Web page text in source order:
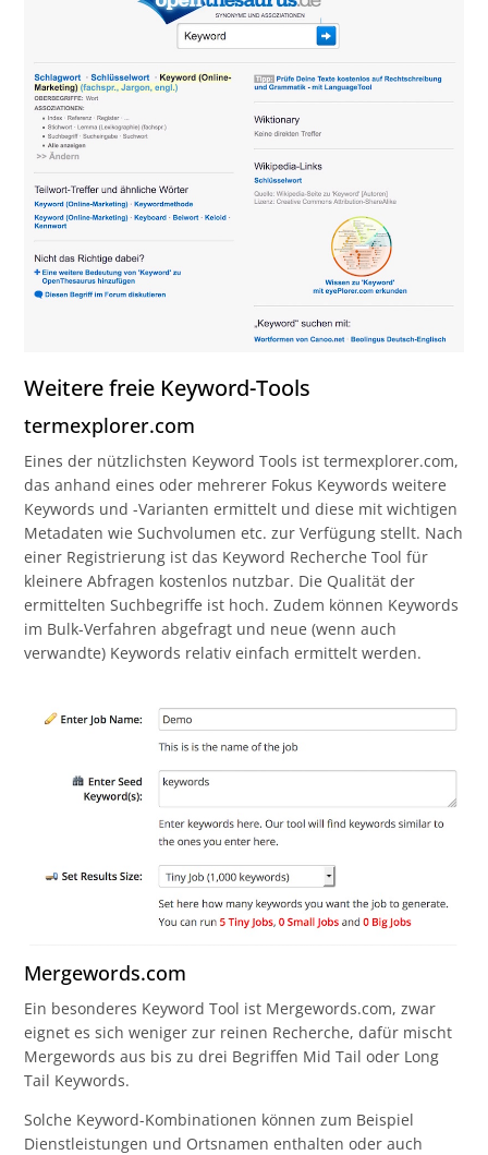
Weitere freie Keyword-Tools
termexplorer.com
Eines der nützlichsten Keyword Tools ist termexplorer.com,
das anhand eines oder mehrerer Fokus Keywords weitere
Keywords und -Varianten ermittelt und diese mit wichtigen
Metadaten wie Suchvolumen etc. zur Verfügung stellt. Nach
einer Registrierung ist das Keyword Recherche Tool für
kleinere Abfragen kostenlos nutzbar. Die Qualität der
ermittelten Suchbegriffe ist hoch. Zudem können Keywords
im Bulk-Verfahren abgefragt und neue (wenn auch
verwandte) Keywords relativ einfach ermittelt werden.
Mergewords.com
Ein besonderes Keyword Tool ist Mergewords.com, zwar
eignet es sich weniger zur reinen Recherche, dafür mischt
Mergewords aus bis zu drei Begriffen Mid Tail oder Long
Tail Keywords.
Solche Keyword-Kombinationen können zum Beispiel
Dienstleistungen und Ortsnamen enthalten oder auch